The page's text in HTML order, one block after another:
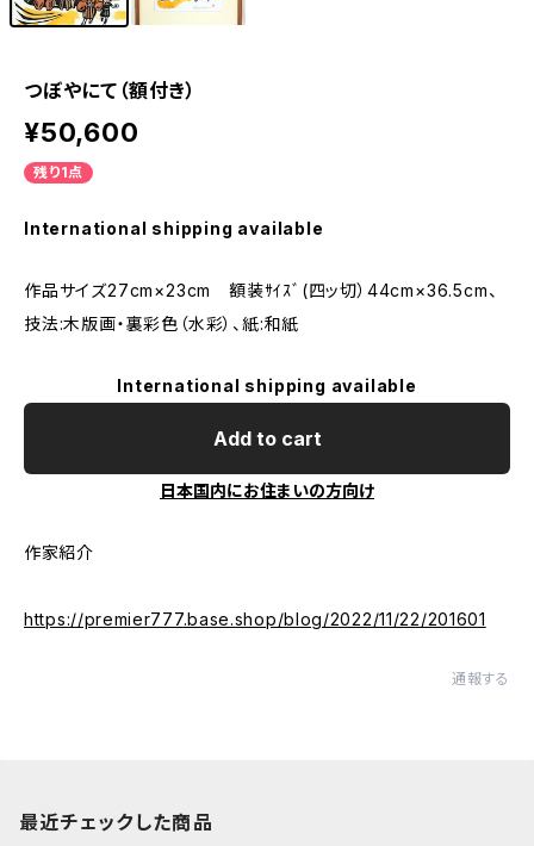
つぼやにて（額付き）
¥50,600
残り1点
International shipping available
作品サイズ27cm×23cm 額装ｻｲｽﾞ(四ッ切）44cm×36.5cm、
技法:木版画・裏彩色（水彩）、紙:和紙
International shipping available
Add to cart
日本国内にお住まいの方向け
作家紹介
https://premier777.base.shop/blog/2022/11/22/201601
通報する
最近チェックした商品